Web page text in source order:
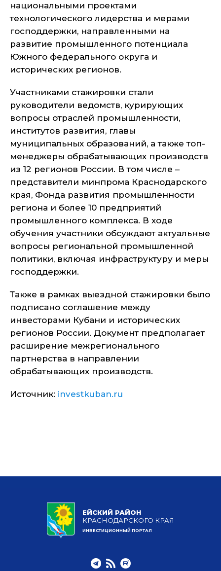
национальными проектами
технологического лидерства и мерами
господдержки, направленными на
развитие промышленного потенциала
Южного федерального округа и
исторических регионов.
Участниками стажировки стали
руководители ведомств, курирующих
вопросы отраслей промышленности,
институтов развития, главы
муниципальных образований, а также топ-
менеджеры обрабатывающих производств
из 12 регионов России. В том числе –
представители минпрома Краснодарского
края, Фонда развития промышленности
региона и более 10 предприятий
промышленного комплекса. В ходе
обучения участники обсуждают актуальные
вопросы региональной промышленной
политики, включая инфраструктуру и меры
господдержки.
Также в рамках выездной стажировки было
подписано соглашение между
инвесторами Кубани и исторических
регионов России. Документ предполагает
расширение межрегионального
партнерства в направлении
обрабатывающих производств.
Источник: investkuban.ru
ЕЙСКИЙ РАЙОН
КРАСНОДАРСКОГО КРАЯ
ИНВЕСТИЦИОННЫЙ ПОРТАЛ